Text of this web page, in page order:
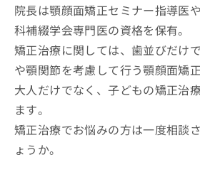
院長は顎顔面矯正セミナー指導医
科補綴学会専門医の資格を保有。
矯正治療に関しては、歯並びだけ
や顎関節を考慮して行う顎顔面矯
大人だけでなく、子どもの矯正治
ます。
矯正治療でお悩みの方は一度相談
ょうか。